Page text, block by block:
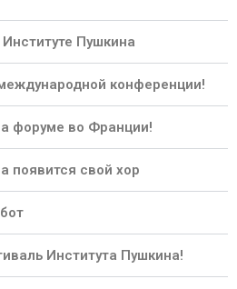
Пушкина
конференции!
форуме во Франции!
появится свой хор
Института Пушкина!